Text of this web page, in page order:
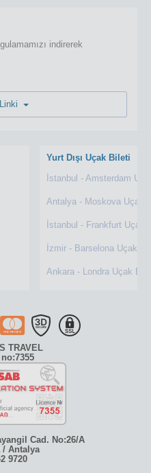
indirerek
Yurt Dışı Uçak Bileti
İstanbul - Amsterdam
Antalya - Moskova Uçak
İstanbul - Frankfurt Uçak
İzmir - Barselona Uçak
Ankara - Londra Uçak
TRAVEL
Cad. No:26/A
/ Antalya
9720